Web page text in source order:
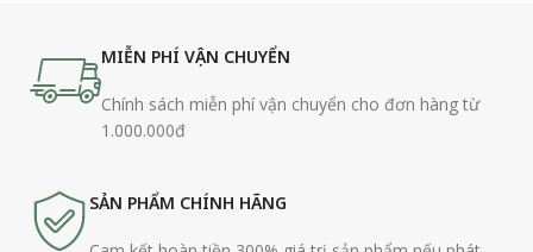
MIỄN PHÍ VẬN CHUYỂN
Chính sách miễn phí vận chuyển cho đơn hàng từ
1.000.000đ
SẢN PHẨM CHÍNH HÃNG